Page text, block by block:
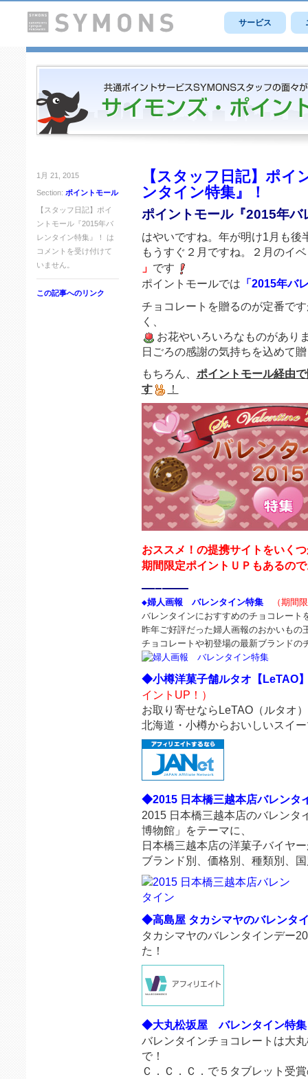
サービス
1月 21, 2015
Section: ポイントモール
【スタッフ日記】ポイ
ントモール『2015年バ
レンタイン特集』！ は
コメントを受け付けて
いません。
この記事へのリンク
【スタッフ日記】ポイ
ンタイン特集』！
ポイントモール『2015年バ
はやいですね。年が明け1月も後
もうすぐ２月ですね。２月のイ
」 です
ポイントモールでは 「2015年バ
チョコレートを贈るのが定番で
く、
お花やいろいろなものがあり
日ごろの感謝の気持ちを込めて
もちろん、 ポイントモール経由
す
！
おススメ！の提携サイトをいく
期間限定ポイントＵＰもあるの
—–——
◆婦人画報　バレンタイン特集
（期間
バレンタインにおすすめのチョコレート
昨年ご好評だった婦人画報のおかいもの
◆小樽洋菓子舗ルタオ【LeTAO
イントUP！）
お取り寄せならLeTAO（ルタオ）
北海道・小樽からおいしいスイ
◆2015 日本橋三越本店バレンタ
2015 日本橋三越本店のバレンタ
博物館」をテーマに、
日本橋三越本店の洋菓子バイヤ
ブランド別、価格別、種類別、
◆高島屋 タカシマヤのバレンタ
タカシマヤのバレンタインデー
た！
◆大丸松坂屋 バレンタイン特集
バレンタインチョコレートは大
で！
Ｃ．Ｃ．Ｃ．で５タブレット受